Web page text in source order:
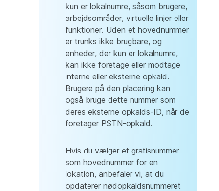
kun er lokalnumre, såsom brugere,
arbejdsområder, virtuelle linjer eller
funktioner. Uden et hovednummer
er trunks ikke brugbare, og
enheder, der kun er lokalnumre,
kan ikke foretage eller modtage
interne eller eksterne opkald.
Brugere på den placering kan
også bruge dette nummer som
deres eksterne opkalds-ID, når de
foretager PSTN-opkald.
Hvis du vælger et gratisnummer
som hovednummer for en
lokation, anbefaler vi, at du
opdaterer nødopkaldsnummeret